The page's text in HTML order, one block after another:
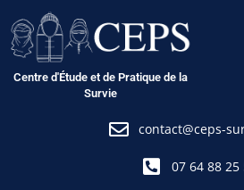
au
contenu
Centre d'Étude et de Pratique de la
Survie
contact@ceps-
07 64 88 25